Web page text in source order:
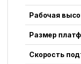
Рабочая
Размер
Скорость